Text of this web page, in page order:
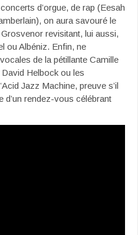
d’orgue, de rap (Eesah
on aura savouré le
revisitant, lui aussi,
ou Albéniz. Enfin, ne
de la pétillante Camille
Helbock ou les
Jazz Machine, preuve s’il
d’un rendez-vous célébrant